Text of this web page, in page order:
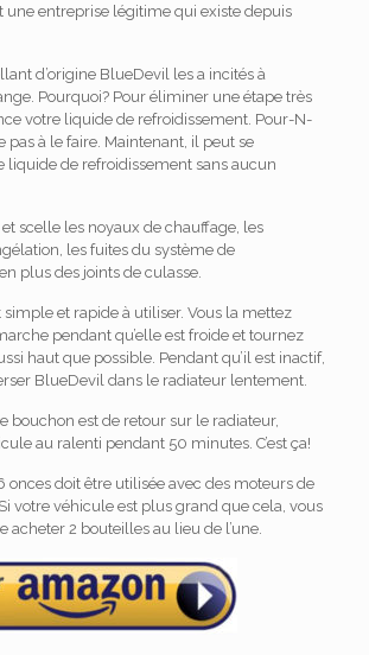
une entreprise légitime qui existe depuis
d’origine BlueDevil les a incités à
Pourquoi? Pour éliminer une étape très
votre liquide de refroidissement. Pour-N-
pas à le faire. Maintenant, il peut se
liquide de refroidissement sans aucun
scelle les noyaux de chauffage, les
les fuites du système de
plus des joints de culasse.
et rapide à utiliser. Vous la mettez
pendant qu’elle est froide et tournez
haut que possible. Pendant qu’il est inactif,
BlueDevil dans le radiateur lentement.
bouchon est de retour sur le radiateur,
au ralenti pendant 50 minutes. C’est ça!
onces doit être utilisée avec des moteurs de
votre véhicule est plus grand que cela, vous
acheter 2 bouteilles au lieu de l’une.